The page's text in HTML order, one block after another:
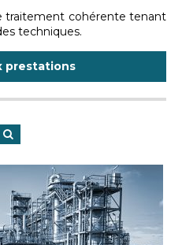
traitement cohérente tenant
techniques.
prestations